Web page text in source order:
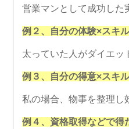
営業マンとして成功した
例２、自分の体験×スキル
太っていた人がダイエッ
例３、自分の得意×スキル
私の場合、物事を整理し
例４、資格取得などで得